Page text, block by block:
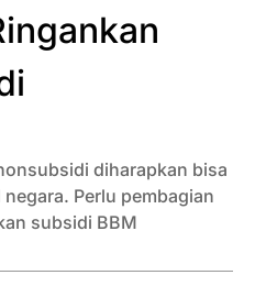
diharapkan bisa
Perlu pembagian
subsidi BBM